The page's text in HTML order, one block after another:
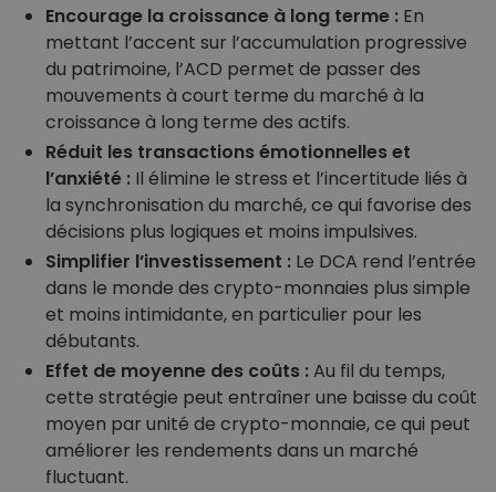
Encourage la croissance à long terme : En
mettant l’accent sur l’accumulation progressive
du patrimoine, l’ACD permet de passer des
mouvements à court terme du marché à la
croissance à long terme des actifs.
Réduit les transactions émotionnelles et
l’anxiété : Il élimine le stress et l’incertitude liés à
la synchronisation du marché, ce qui favorise des
décisions plus logiques et moins impulsives.
Simplifier l’investissement : Le DCA rend l’entrée
dans le monde des crypto-monnaies plus simple
et moins intimidante, en particulier pour les
débutants.
Effet de moyenne des coûts :Au fil du temps,
cette stratégie peut entraîner une baisse du coût
moyen par unité de crypto-monnaie, ce qui peut
améliorer les rendements dans un marché
fluctuant.